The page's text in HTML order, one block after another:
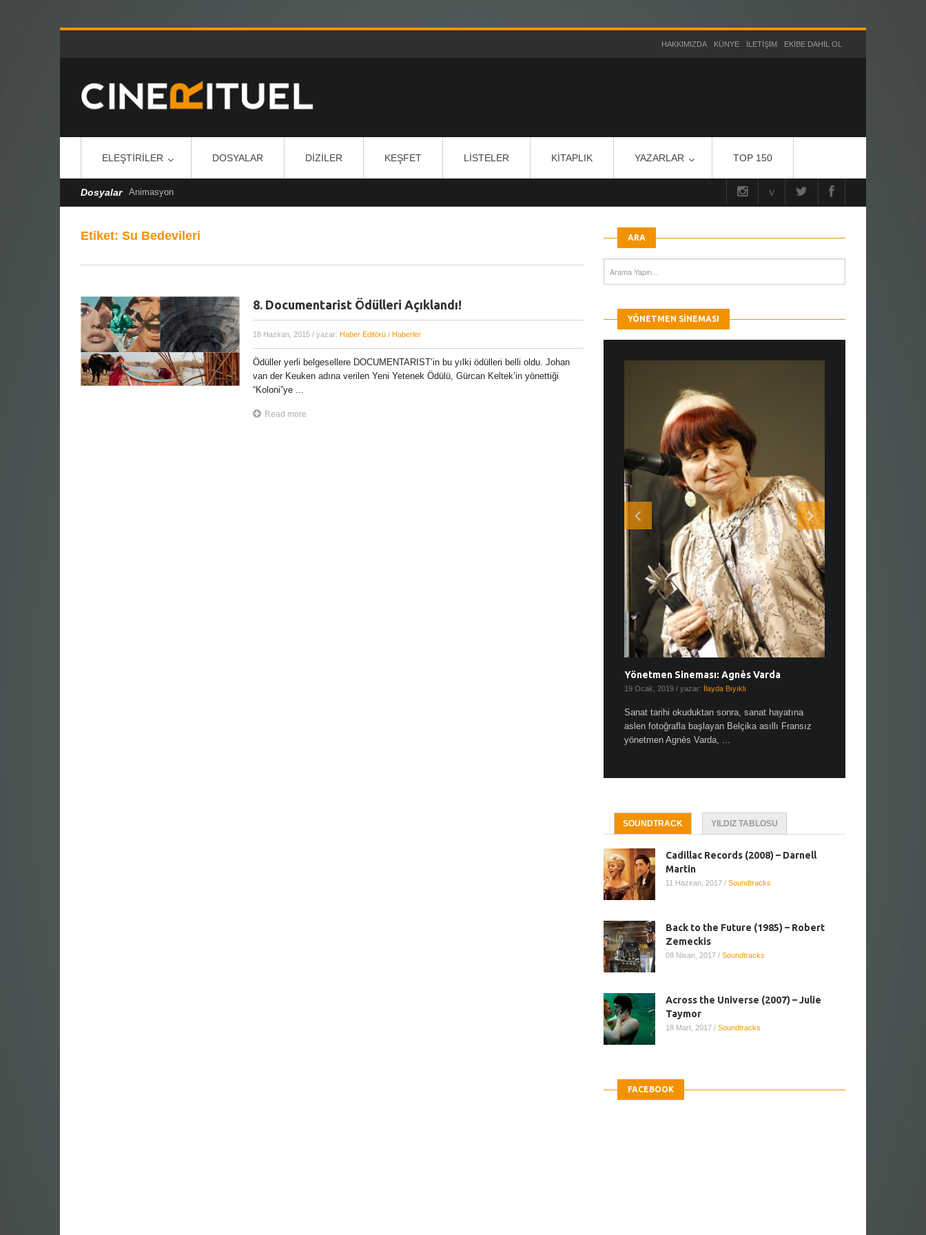
HAKKIMIZDA KÜNYE İLETIŞIM EKIBE DAHIL OL
ELEŞTIRILER DOSYALAR DIZILER KEŞFET LISTELER KITAPLIK YAZARLAR TOP 150
Dosyalar Animasyon
Etiket: Su Bedevileri
8. Documentarist Ödülleri Açıklandı!
18 Haziran, 2015 / yazar: Haber Editörü/ Haberler
Ödüller yerli belgesellere DOCUMENTARIST’in bu yılki ödülleri belli oldu. Johan
van der Keuken adına verilen Yeni Yetenek Ödülü, Gürcan Keltek’in yönettiği
“Koloni”ye ...
Read more
ARA
YÖNETMEN SINEMASI
Yönetmen Sineması: Agnès Varda
19 Ocak, 2019 / yazar: İlayda Bıyıklı
Sanat tarihi okuduktan sonra, sanat hayatına
aslen fotoğrafla başlayan Belçika asıllı Fransız
yönetmen Agnès Varda, ...
SOUNDTRACK YILDIZ TABLOSU
Cadillac Records (2008) – Darnell
Martin
11 Haziran, 2017 / Soundtracks
Back to the Future (1985) – Robert
Zemeckis
08 Nisan, 2017 / Soundtracks
Across the Universe (2007) – Julie
Taymor
18 Mart, 2017 / Soundtracks
FACEBOOK